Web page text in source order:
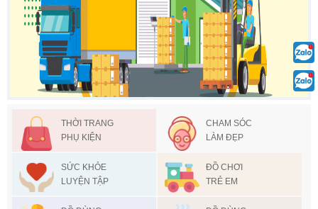
THỜI TRANG
PHỤ KIỆN
CHAM SÓC
LÀM ĐẸP
SỨC KHỎE
LUYỆN TẬP
ĐỒ CHƠI
TRẺ EM